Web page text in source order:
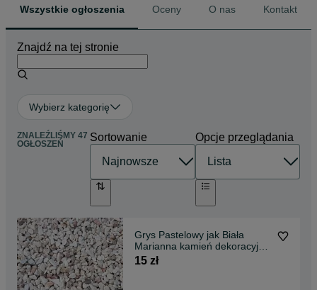
Wszystkie ogłoszenia Oceny O nas Kontakt
Znajdź na tej stronie
Wybierz kategorię
ZNALEŹLIŚMY 47
OGŁOSZEŃ
Sortowanie Opcje przeglądania
Grys Pastelowy jak Biała
Marianna kamień dekoracyjny
do ogrodu żwir
15 zł